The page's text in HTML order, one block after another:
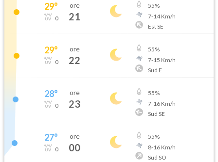
29°
0
ore
21
55%
7-14Km/h
Est SE
29°
0
ore
22
55%
7-15 Km/h
Sud E
28°
0
ore
23
55%
7-16Km/h
Sud SE
27°
0
ore
00
55%
8-16Km/h
Sud SO